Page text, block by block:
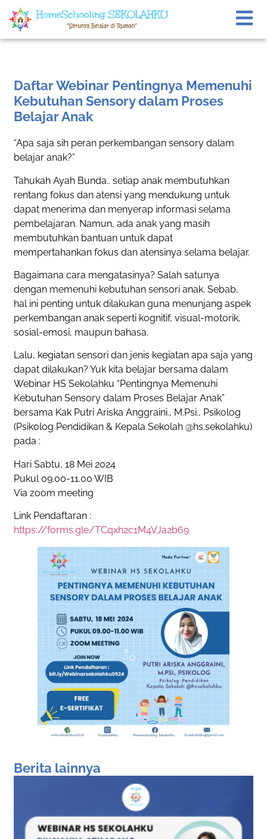
Daftar Webinar Pentingnya Memenuhi
Kebutuhan Sensory dalam Proses
Belajar Anak
“Apa saja sih peran perkembangan sensory dalam
belajar anak?”
Tahukah Ayah Bunda.. setiap anak membutuhkan
rentang fokus dan atensi yang mendukung untuk
dapat menerima dan menyerap informasi selama
pembelajaran. Namun, ada anak yang masih
membutuhkan bantuan untuk dapat
mempertahankan fokus dan atensinya selama belajar.
Bagaimana cara mengatasinya? Salah satunya
dengan memenuhi kebutuhan sensori anak. Sebab,
hal ini penting untuk dilakukan guna menunjang aspek
perkembangan anak seperti kognitif, visual-motorik,
sosial-emosi, maupun bahasa.
Lalu, kegiatan sensori dan jenis kegiatan apa saja yang
dapat dilakukan? Yuk kita belajar bersama dalam
Webinar HS Sekolahku “Pentingnya Memenuhi
Kebutuhan Sensory dalam Proses Belajar Anak”
bersama Kak Putri Ariska Anggraini., M.Psi., Psikolog
(Psikolog Pendidikan & Kepala Sekolah @hs.sekolahku)
pada :
Hari Sabtu, 18 Mei 2024
Pukul 09.00-11.00 WIB
Via zoom meeting
Link Pendaftaran :
https://forms.gle/TCqxh2c1M4VJa2b69
Berita lainnya